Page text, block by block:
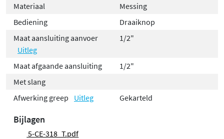
Materiaal
Messing
Bediening
Draaiknop
Maat aansluiting aanvoer
Uitleg
1/2"
Maat afgaande aansluiting
1/2"
Met slang
Afwerking greep
Uitleg Gekarteld
Bijlagen
5-CE-318_T.pdf